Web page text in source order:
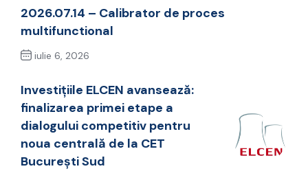
2026.07.14 – Calibrator de proces
multifunctional
iulie 6, 2026
Investițiile ELCEN avansează:
finalizarea primei etape a
dialogului competitiv pentru
noua centrală de la CET
București Sud